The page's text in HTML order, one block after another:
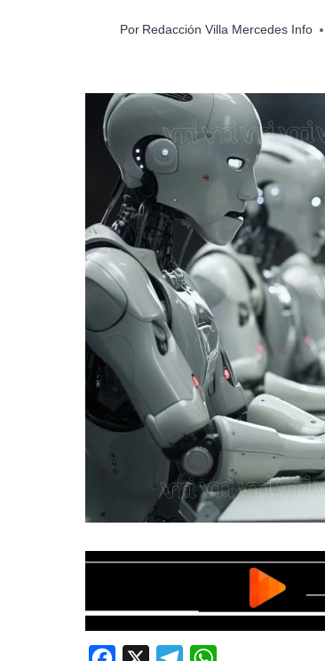
Por Redacción Villa Mercedes Info